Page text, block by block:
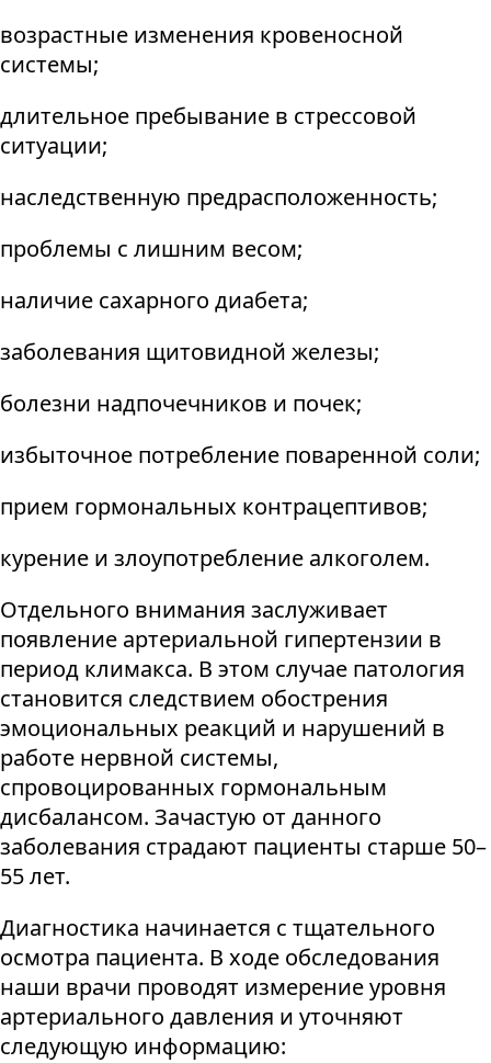
возрастные изменения кровеносной
системы;
длительное пребывание в стрессовой
ситуации;
наследственную предрасположенность;
проблемы с лишним весом;
наличие сахарного диабета;
заболевания щитовидной железы;
болезни надпочечников и почек;
избыточное потребление поваренной соли;
прием гормональных контрацептивов;
курение и злоупотребление алкоголем.
Отдельного внимания заслуживает
появление артериальной гипертензии в
период климакса. В этом случае патология
становится следствием обострения
эмоциональных реакций и нарушений в
работе нервной системы,
спровоцированных гормональным
дисбалансом. Зачастую от данного
заболевания страдают пациенты старше 50–
55 лет.
Диагностика начинается с тщательного
осмотра пациента. В ходе обследования
наши врачи проводят измерение уровня
артериального давления и уточняют
следующую информацию: